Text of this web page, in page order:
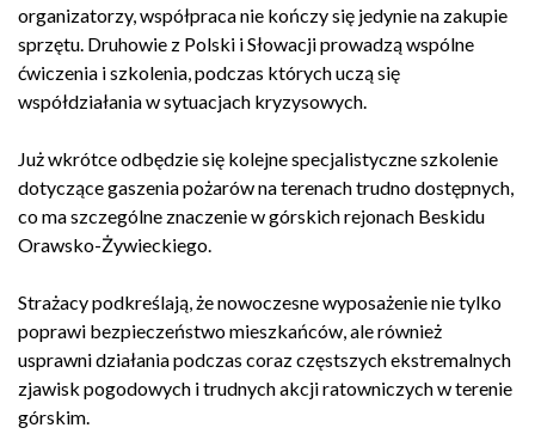
organizatorzy, współpraca nie kończy się jedynie na zakupie
sprzętu. Druhowie z Polski i Słowacji prowadzą wspólne
ćwiczenia i szkolenia, podczas których uczą się
współdziałania w sytuacjach kryzysowych.
Już wkrótce odbędzie się kolejne specjalistyczne szkolenie
dotyczące gaszenia pożarów na terenach trudno dostępnych,
co ma szczególne znaczenie w górskich rejonach Beskidu
Orawsko-Żywieckiego.
Strażacy podkreślają, że nowoczesne wyposażenie nie tylko
poprawi bezpieczeństwo mieszkańców, ale również
usprawni działania podczas coraz częstszych ekstremalnych
zjawisk pogodowych i trudnych akcji ratowniczych w terenie
górskim.